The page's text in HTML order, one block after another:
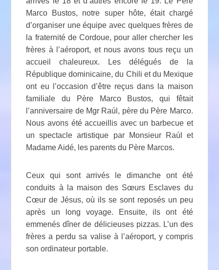
Marco Bustos, notre super hôte, était chargé
d’organiser une équipe avec quelques frères de
la fraternité de Cordoue, pour aller chercher les
frères à l’aéroport, et nous avons tous reçu un
accueil chaleureux. Les délégués de la
République dominicaine, du Chili et du Mexique
ont eu l’occasion d’être reçus dans la maison
familiale du Père Marco Bustos, qui fêtait
l’anniversaire de Mgr Raúl, père du Père Marco.
Nous avons été accueillis avec un barbecue et
un spectacle artistique par Monsieur Raúl et
Madame Aidé, les parents du Père Marcos.
Ceux qui sont arrivés le dimanche ont été
conduits à la maison des Sœurs Esclaves du
Cœur de Jésus, où ils se sont reposés un peu
après un long voyage. Ensuite, ils ont été
emmenés dîner de délicieuses pizzas. L’un des
frères a perdu sa valise à l’aéroport, y compris
son ordinateur portable.